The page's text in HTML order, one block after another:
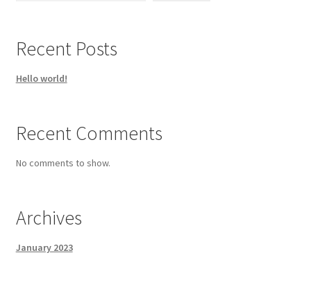
Recent Posts
Hello world!
Recent Comments
No comments to show.
Archives
January 2023